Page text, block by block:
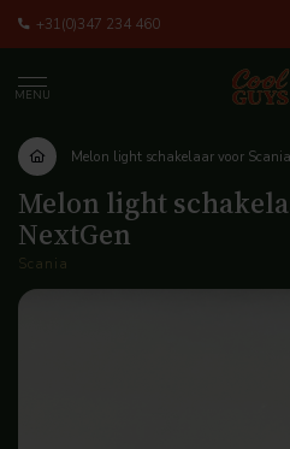
+31(0)347 234 460
MENU
Melon light schakelaar voor
Melon light
NextGen
Scania